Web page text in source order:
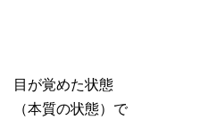
目が覚めた状態
（本質の状態）で